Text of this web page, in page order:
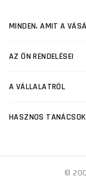
MINDEN, AMIT A
AZ ÖN RENDELÉSEI
A VÁLLALATRÓL
HASZNOS TANÁCSOK
©